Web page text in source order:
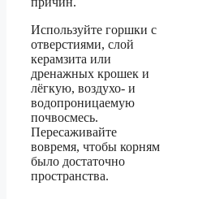
Используйте горшки с
отверстиями, слой
керамзита или
дренажных крошек и
лёгкую, воздухо- и
водопроницаемую
почвосмесь.
Пересаживайте
вовремя, чтобы корням
было достаточно
пространства.